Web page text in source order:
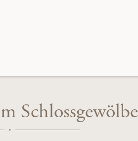
Schlossgewölbe